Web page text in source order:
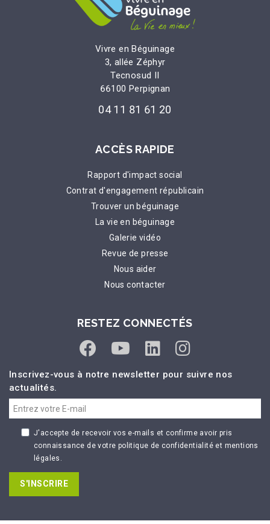
Vivre en Béguinage
3, allée Zéphyr
Tecnosud II
66100 Perpignan
04 11 81 61 20
ACCÈS RAPIDE
Rapport d'impact social
Contrat d'engagement républicain
Trouver un béguinage
La vie en béguinage
Galerie vidéo
Revue de presse
Nous aider
Nous contacter
RESTEZ CONNECTÉS
Inscrivez-vous à notre newsletter pour suivre nos
actualités.
J'accepte de recevoir vos e-mails et confirme avoir pris
connaissance de votre politique de confidentialité et mentions
légales.
S'INSCRIRE